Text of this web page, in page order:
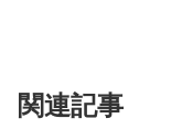
関連記事